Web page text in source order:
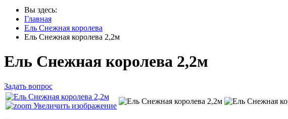
Вы здесь:
Главная
Ель Снежная королева
Ель Снежная королева 2,2м
Ель Снежная королева 2,2м
Задать вопрос
Увеличить изображение